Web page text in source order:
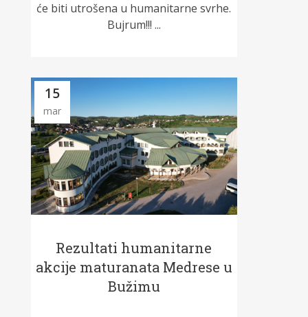
će biti utrošena u humanitarne svrhe.
Bujrum!!! ...
15
mar
Rezultati humanitarne
akcije maturanata Medrese u
Bužimu